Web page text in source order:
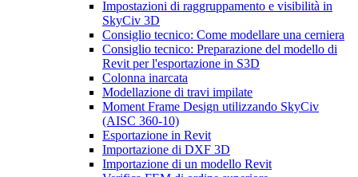
Impostazioni di raggruppamento e visibilità in
SkyCiv 3D
Consiglio tecnico: Come modellare una cerniera
Consiglio tecnico: Preparazione del modello di
Revit per l'esportazione in S3D
Colonna inarcata
Modellazione di travi impilate
Moment Frame Design utilizzando SkyCiv
(AISC 360-10)
Esportazione in Revit
Importazione di DXF 3D
Importazione di un modello Revit